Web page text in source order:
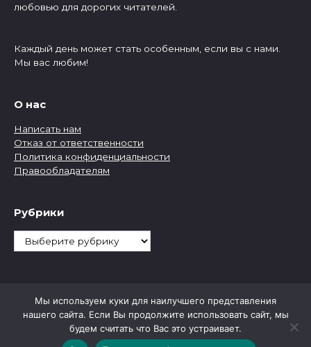
любовью для дорогих читателей.
Каждый день может стать особенным, если вы с нами.
Мы вас любим!
О нас
Написать нам
Отказ от ответственности
Политика конфиденциальности
Правообладателям
Рубрики
Рубрики
Мы используем куки для наилучшего представления
нашего сайта. Если Вы продолжите использовать сайт, мы
будем считать что Вас это устраивает.